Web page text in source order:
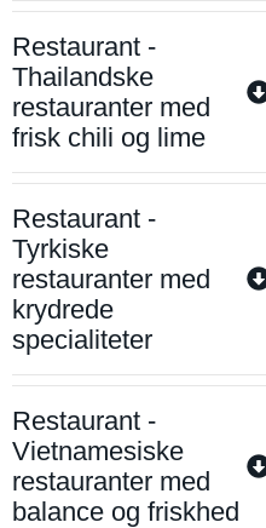
Restaurant -
Thailandske
restauranter med
frisk chili og lime
Restaurant -
Tyrkiske
restauranter med
krydrede
specialiteter
Restaurant -
Vietnamesiske
restauranter med
balance og friskhed